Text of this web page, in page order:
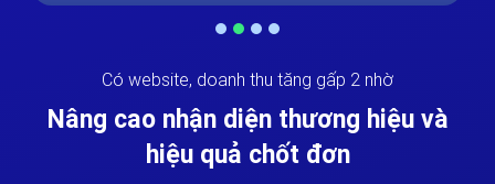
Có website, doanh thu tăng gấp 2 nhờ
Nâng cao nhận diện thương hiệu và
hiệu quả chốt đơn